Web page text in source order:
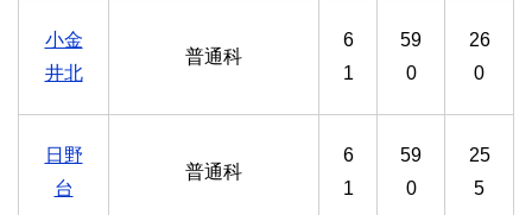
小金
井北
普通科
6
1
59
0
26
0
日野
台
普通科
6
1
59
0
25
5